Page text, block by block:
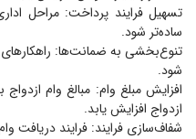
تسهیل فرایند پرداخت: مراحل
ساده‌تر شود.
تنوع‌بخشی به ضمانت‌ها:
شود.
افزایش مبلغ وام: مبالغ وام
ازدواج افزایش یابد.
شفاف‌سازی فرایند: فرایند دریافت